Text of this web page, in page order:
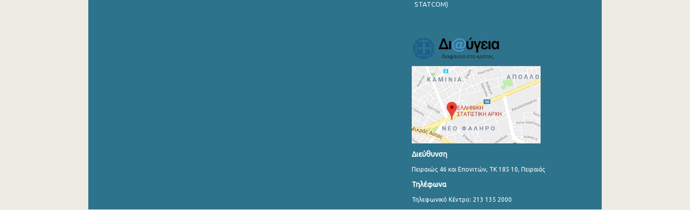
STATCOM)
Διεύθυνση
Πειραιώς 46 και Επονιτών, ΤΚ 185 10, Πειραιάς
Τηλέφωνα
Τηλεφωνικό Κέντρο: 213 135 2000